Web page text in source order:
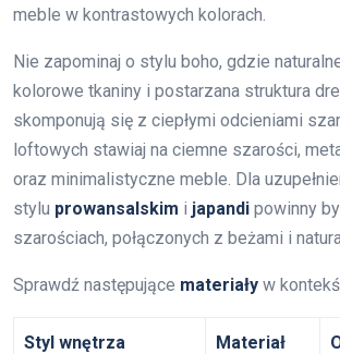
meble w kontrastowych kolorach.
Nie zapominaj o stylu boho, gdzie
kolorowe tkaniny i postarzana struktura
skomponują się z ciepłymi odcieniami
loftowych stawiaj na ciemne szarości,
oraz minimalistyczne meble. Dla
stylu prowansalskim i japandi powinny
szarościach, połączonych z beżami i
Sprawdź następujące materiały w
Styl wnętrza Materiał